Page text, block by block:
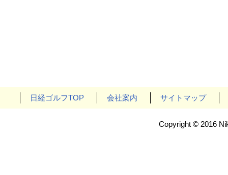
日経ゴルフTOP 会社案内 サイトマップ
Copyright © 2016